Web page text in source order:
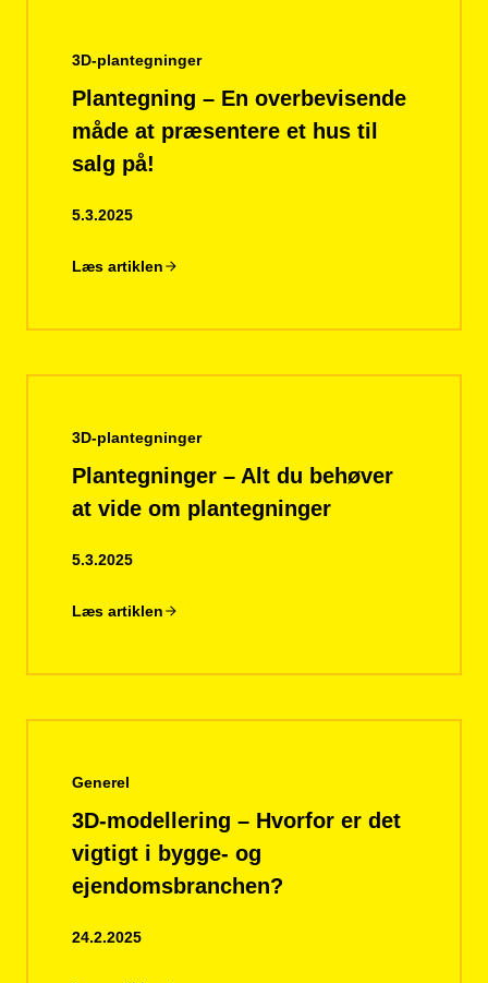
3D-plantegninger
Plantegning – En overbevisende
måde at præsentere et hus til
salg på!
5.3.2025
Læs artiklen
3D-plantegninger
Plantegninger – Alt du behøver
at vide om plantegninger
5.3.2025
Læs artiklen
Generel
3D-modellering – Hvorfor er det
vigtigt i bygge- og
ejendomsbranchen?
24.2.2025